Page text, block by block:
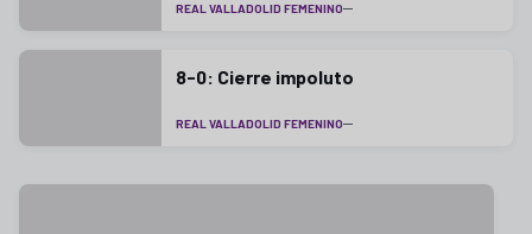
REAL VALLADOLID FEMENINO
8-0: Cierre impoluto
REAL VALLADOLID FEMENINO